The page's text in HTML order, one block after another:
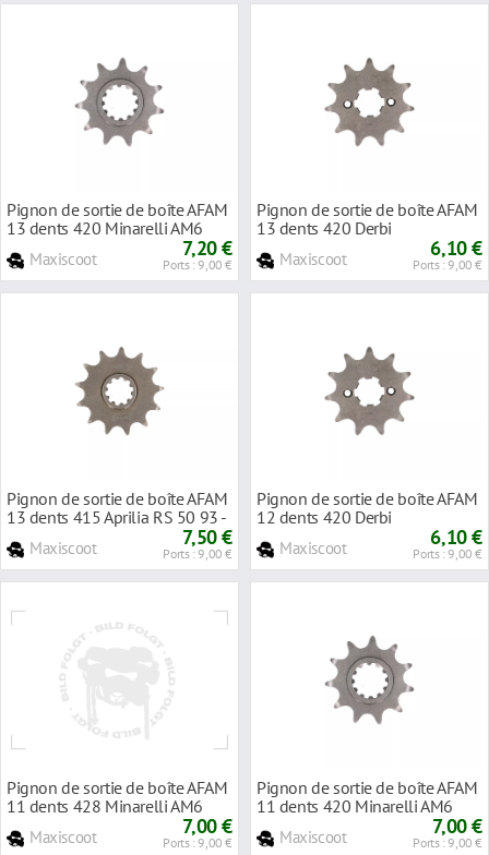
Pignon de sortie de boîte AFAM
13 dents 420 Minarelli AM6
Maxiscoot 7,20 €
Ports : 9,00 €
Pignon de sortie de boîte AFAM
13 dents 420 Derbi
Maxiscoot 6,10 €
Ports : 9,00 €
Pignon de sortie de boîte AFAM
13 dents 415 Aprilia RS 50 93 -
Maxiscoot 7,50 €
Ports : 9,00 €
Pignon de sortie de boîte AFAM
12 dents 420 Derbi
Maxiscoot 6,10 €
Ports : 9,00 €
Pignon de sortie de boîte AFAM
11 dents 428 Minarelli AM6
Maxiscoot 7,00 €
Ports : 9,00 €
Pignon de sortie de boîte AFAM
11 dents 420 Minarelli AM6
Maxiscoot 7,00 €
Ports : 9,00 €